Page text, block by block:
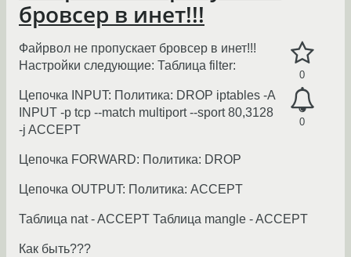
бровсер в инет!!!
0
0
Файрвол не пропускает бровсер в инет!!!
Настройки следующие: Таблица filter:
Цепочка INPUT: Политика: DROP iptables -A
INPUT -p tcp --match multiport --sport 80,3128
-j ACCEPT
Цепочка FORWARD: Политика: DROP
Цепочка OUTPUT: Политика: ACCEPT
Таблица nat - ACCEPT Таблица mangle - ACCEPT
Как быть???